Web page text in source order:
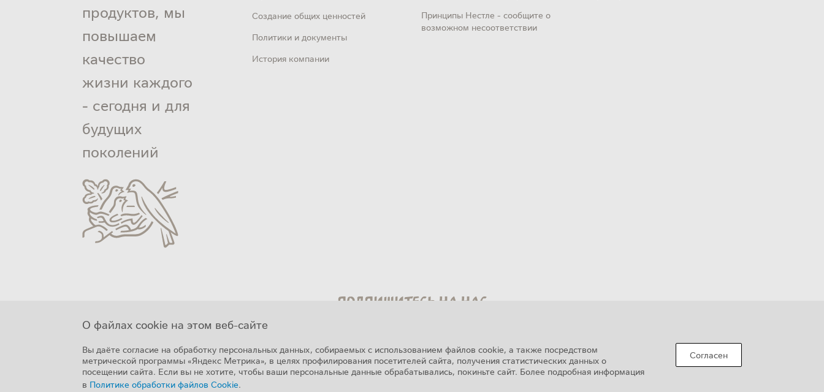
продуктов, мы
повышаем
качество
жизни каждого
- сегодня и для
будущих
поколений
Создание общих ценностей
Политики и документы
История компании
Принципы Нестле - сообщите о
возможном несоответствии
Подпишитесь на нас
О файлах cookie на этом веб-сайте
Вы даёте согласие на обработку персональных данных, собираемых с использованием файлов cookie, а также посредством
метрической программы «Яндекс Метрика», в целях профилирования посетителей сайта, получения статистических данных о
посещении сайта. Если вы не хотите, чтобы ваши персональные данные обрабатывались, покиньте сайт. Более подробная информация
в Политике обработки файлов Cookie.
Согласен